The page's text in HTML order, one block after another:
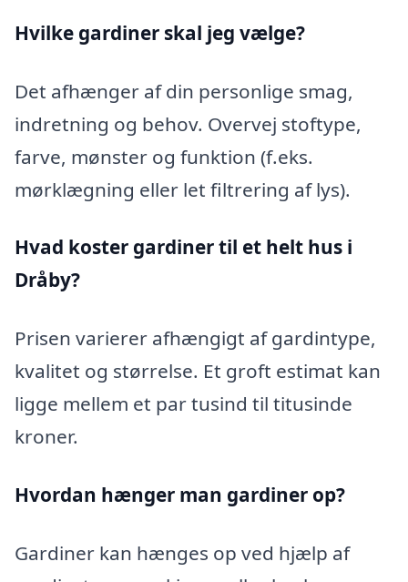
Hvilke gardiner skal jeg vælge?
Det afhænger af din personlige smag,
indretning og behov. Overvej stoftype,
farve, mønster og funktion (f.eks.
mørklægning eller let filtrering af lys).
Hvad koster gardiner til et helt hus i
Dråby?
Prisen varierer afhængigt af gardintype,
kvalitet og størrelse. Et groft estimat kan
ligge mellem et par tusind til titusinde
kroner.
Hvordan hænger man gardiner op?
Gardiner kan hænges op ved hjælp af